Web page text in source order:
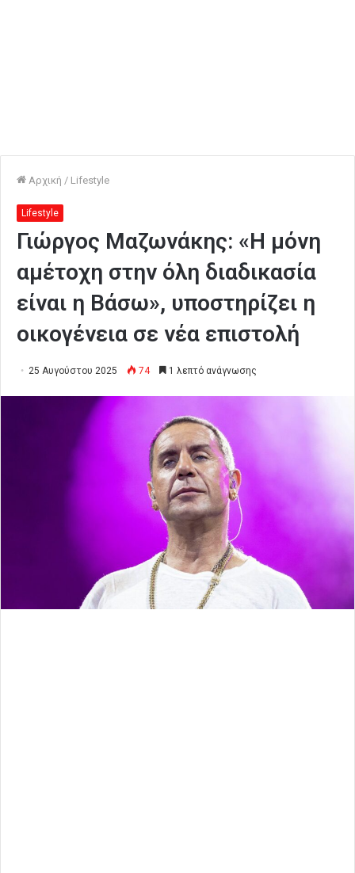
Αρχική / Lifestyle
Lifestyle
Γιώργος Μαζωνάκης: «Η μόνη
αμέτοχη στην όλη διαδικασία
είναι η Βάσω», υποστηρίζει η
οικογένεια σε νέα επιστολή
25 Αυγούστου 2025 74 1 λεπτό ανάγνωσης